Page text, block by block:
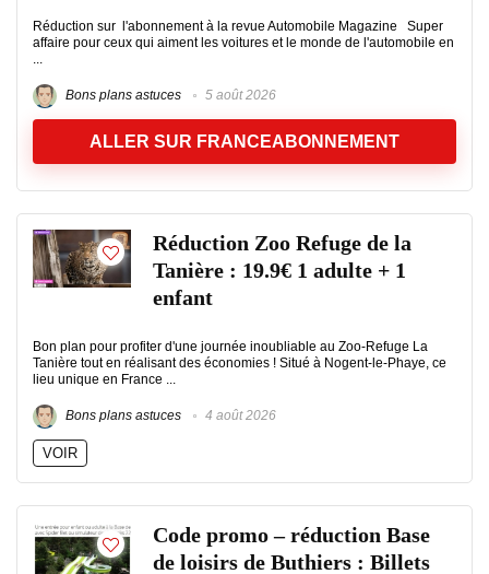
Réduction sur l'abonnement à la revue Automobile Magazine Super
affaire pour ceux qui aiment les voitures et le monde de l'automobile en
...
Bons plans astuces 5 août 2026
ALLER SUR FRANCEABONNEMENT
Réduction Zoo Refuge de la
Tanière : 19.9€ 1 adulte + 1
enfant
Bon plan pour profiter d'une journée inoubliable au Zoo-Refuge La
Tanière tout en réalisant des économies ! Situé à Nogent-le-Phaye, ce
lieu unique en France ...
Bons plans astuces 4 août 2026
VOIR
Code promo – réduction Base
de loisirs de Buthiers : Billets